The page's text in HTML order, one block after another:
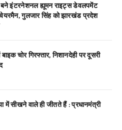
बने इंटरनेशनल ह्यूमन राइट्स डेवलपमेंट
गुलजार सिंह को झारखंड प्रदेश
चोर गिरफ्तार, निशानदेही पर दूसरी
में सीखने वाले ही जीतते हैं : प्रधानमंत्री